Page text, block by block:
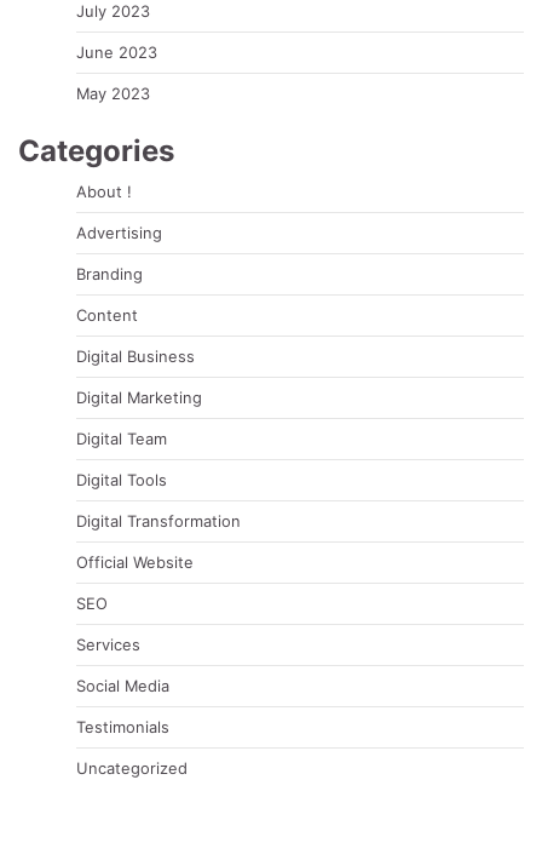
July 2023
June 2023
May 2023
Categories
About !
Advertising
Branding
Content
Digital Business
Digital Marketing
Digital Team
Digital Tools
Digital Transformation
Official Website
SEO
Services
Social Media
Testimonials
Uncategorized